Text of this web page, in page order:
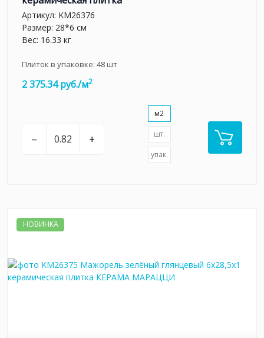
Артикул: KM26376
Размер: 28*6 см
Вес: 16.33 кг
Плиток в упаковке: 48шт
2 375.34 руб./м2
– +
м2
шт.
упак.
НОВИНКА